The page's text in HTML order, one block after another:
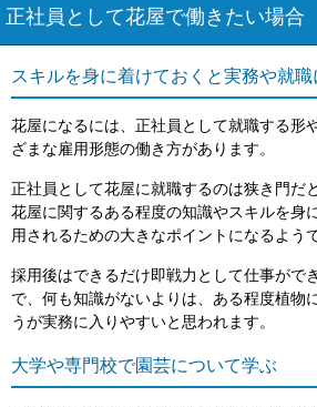
正社員として花屋で働きたい場合
スキルを身に着けておくと実務や就職
花屋になるには、正社員として就職する形
ざまな雇用形態の働き方があります。
正社員として花屋に就職するのは狭き門だ
花屋に関するある程度の知識やスキルを身
用されるための大きなポイントになるよう
採用後はできるだけ即戦力として仕事がで
で、何も知識がないよりは、ある程度植物
うが実務に入りやすいと思われます。
大学や専門校で園芸について学ぶ